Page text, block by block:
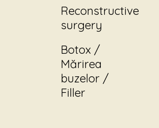
Reconstructive
surgery
Botox /
Mărirea
buzelor /
Filler